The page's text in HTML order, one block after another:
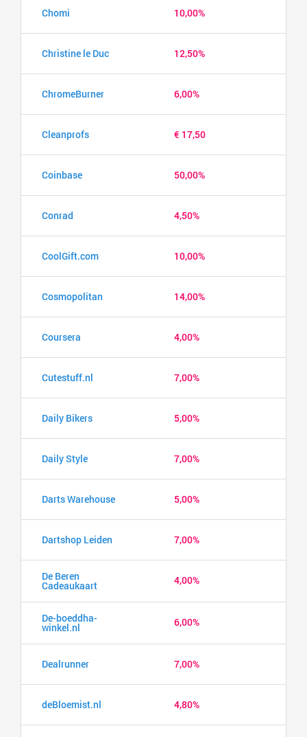
Chomi 10,00%
Christine le Duc 12,50%
ChromeBurner 6,00%
Cleanprofs € 17,50
Coinbase 50,00%
Conrad 4,50%
CoolGift.com 10,00%
Cosmopolitan 14,00%
Coursera 4,00%
Cutestuff.nl 7,00%
Daily Bikers 5,00%
Daily Style 7,00%
Darts Warehouse 5,00%
Dartshop Leiden 7,00%
De Beren
Cadeaukaart 4,00%
De-boeddha-
winkel.nl 6,00%
Dealrunner 7,00%
deBloemist.nl 4,80%